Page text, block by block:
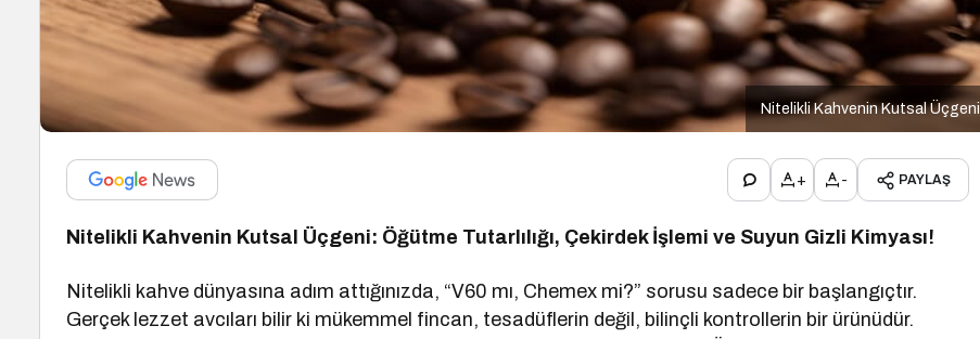
Nitelikli Kahvenin Kutsal Üçgeni
+ - PAYLAŞ
Nitelikli Kahvenin Kutsal Üçgeni: Öğütme Tutarlılığı, Çekirdek İşlemi ve Suyun Gizli Kimyası!
Nitelikli kahve dünyasına adım attığınızda, “V60 mı, Chemex mi?” sorusu sadece bir başlangıçtır.
Gerçek lezzet avcıları bilir ki mükemmel fincan, tesadüflerin değil, bilinçli kontrollerin bir ürünüdür.